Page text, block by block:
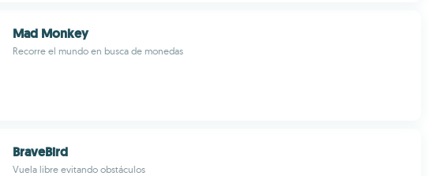
Mad Monkey
Recorre el mundo en busca de monedas
BraveBird
Vuela libre evitando obstáculos